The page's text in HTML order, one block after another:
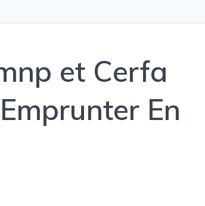
et Cerfa
En